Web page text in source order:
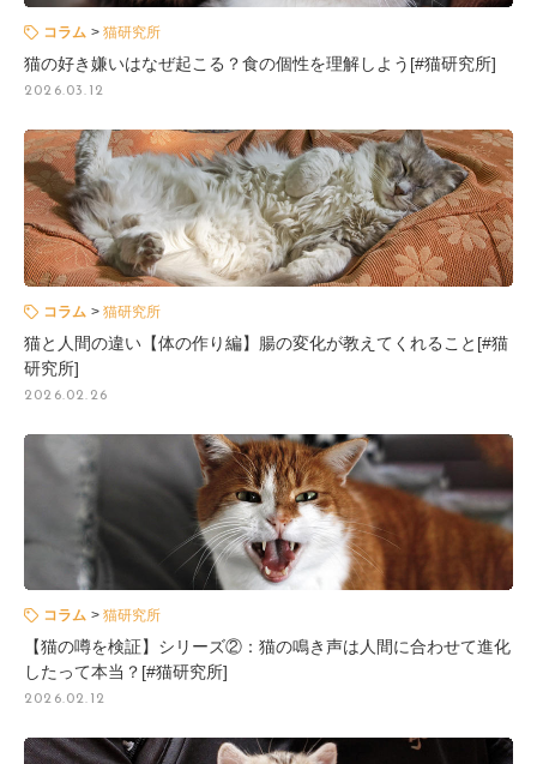
コラム 猫研究所
猫の好き嫌いはなぜ起こる？食の個性を理解しよう[#猫研究所]
2026.03.12
コラム 猫研究所
猫と人間の違い【体の作り編】腸の変化が教えてくれること[#猫
研究所]
2026.02.26
コラム 猫研究所
【猫の噂を検証】シリーズ②：猫の鳴き声は人間に合わせて進化
したって本当？[#猫研究所]
2026.02.12